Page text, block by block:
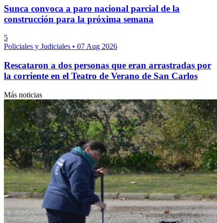
Sunca convoca a paro nacional parcial de la
construcción para la próxima semana
5
Policiales y Judiciales • 07 Aug 2026
Rescataron a dos personas que eran arrastradas por
la corriente en el Teatro de Verano de San Carlos
Más noticias